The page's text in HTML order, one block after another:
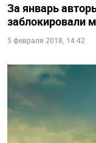
За январь
заблокировали
5 февраля 2018, 14:42